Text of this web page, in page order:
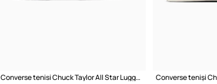
Converse tenisi Chuck Taylor All Star Lugged Heel